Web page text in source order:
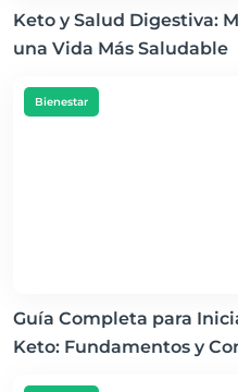
Keto y Salud Digestiva:
una Vida Más Saludable
Bienestar
Guía Completa para
Keto: Fundamentos y